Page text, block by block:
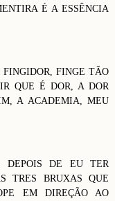
É A ESSÊNCIA
FINGIDOR, FINGE TÃO
QUE É DOR, A DOR
A ACADEMIA, MEU
DEPOIS DE EU TER
TRES BRUXAS QUE
EM DIREÇÃO AO